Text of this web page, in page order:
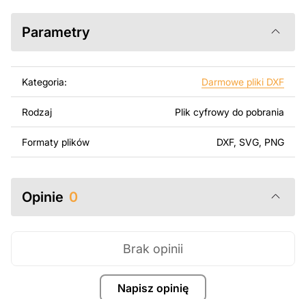
SolidWorks lub innych narzędzi do edycji wektorowej.
Korzystając z tych plików możesz przy pomocy
zaprojektowane z myślą o nowoczesnej estetyce i
swoim projektem.
Można używać tych plików do tworzenia gotowych
komercyjnego, w tym do sprzedaży produktów
wykonanych na podstawie tych projektów. Należy
Za dodatkową opłatą możemy dostosować projekt
poprzez dodanie tekstu, obrazów lub logo Twojej firmy
Parametry
Kategoria: Darmowe pliki DXF
Rodzaj Plik cyfrowy do pobrania
Formaty plików DXF, SVG, PNG
Opinie 0
Napisz opinię
Brak opinii